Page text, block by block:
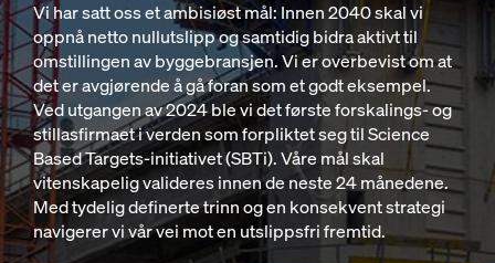
Vi har satt oss et ambisiøst mål: Innen 2040 skal vi
oppnå netto nullutslipp og samtidig bidra aktivt til
omstillingen av byggebransjen. Vi er overbevist om at
det er avgjørende å gå foran som et godt eksempel.
Ved utgangen av 2024 ble vi det første forskalings- og
stillasfirmaet i verden som forpliktet seg til Science
Based Targets-initiativet (SBTi). Våre mål skal
vitenskapelig valideres innen de neste 24 månedene.
Med tydelig definerte trinn og en konsekvent strategi
navigerer vi vår vei mot en utslippsfri fremtid.